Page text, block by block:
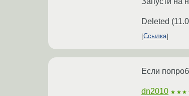
Deleted (
Ссылка
Если
dn2010